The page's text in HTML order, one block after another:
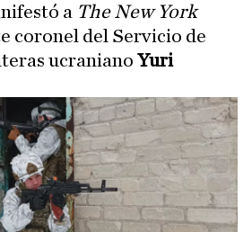
a The New York
coronel del Servicio de
ucraniano Yuri